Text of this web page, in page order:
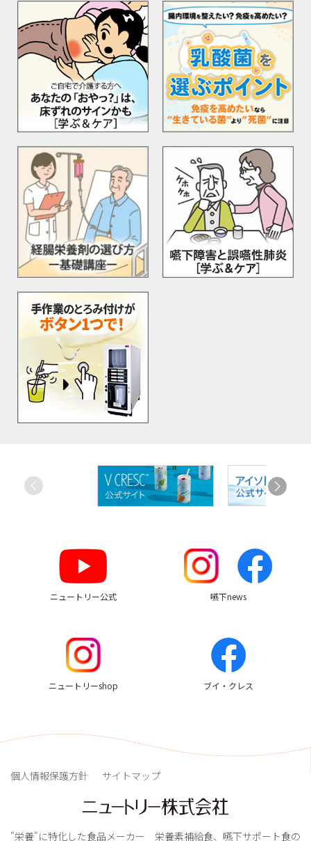
ニュートリー公式 嚥下news
ニュートリーshop ブイ・クレス
"栄養"に特化した食品メーカー 栄養素補給食、嚥下サポート食の
個人情報保護方針 サイトマップ